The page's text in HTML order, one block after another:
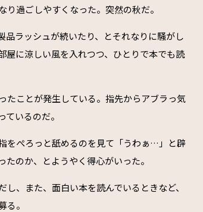
過ごしやすくなった。突然の秋だ。
ラッシュが続いたり、とそれなりに騒がし
屋に涼しい風を入れつつ、ひとりで本でも読
たことが発生している。指先からアブラっ気
いるのだ。
をぺろっと舐めるのを見て「うわぁ…」と辟
のか、とようやく得心がいった。
、また、面白い本を読んでいるときなど、
。